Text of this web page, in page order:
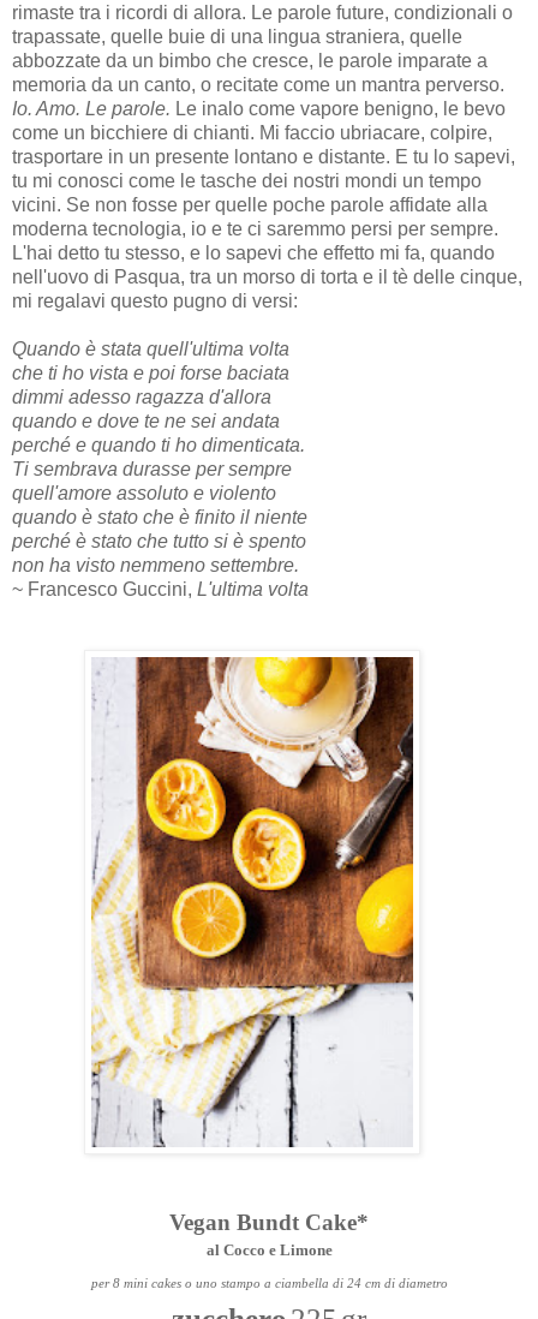
rimaste tra i ricordi di allora. Le parole future, condizionali o
trapassate, quelle buie di una lingua straniera, quelle
abbozzate da un bimbo che cresce, le parole imparate a
memoria da un canto, o recitate come un mantra perverso.
Io. Amo. Le parole. Le inalo come vapore benigno, le bevo
come un bicchiere di chianti. Mi faccio ubriacare, colpire,
trasportare in un presente lontano e distante. E tu lo sapevi,
tu mi conosci come le tasche dei nostri mondi un tempo
vicini. Se non fosse per quelle poche parole affidate alla
moderna tecnologia, io e te ci saremmo persi per sempre.
L'hai detto tu stesso, e lo sapevi che effetto mi fa, quando
nell'uovo di Pasqua, tra un morso di torta e il tè delle cinque,
mi regalavi questo pugno di versi:
Quando è stata quell'ultima volta
che ti ho vista e poi forse baciata
dimmi adesso ragazza d'allora
quando e dove te ne sei andata
perché e quando ti ho dimenticata.
Ti sembrava durasse per sempre
quell'amore assoluto e violento
quando è stato che è finito il niente
perché è stato che tutto si è spento
non ha visto nemmeno settembre.
~ Francesco Guccini, L'ultima volta
Vegan Bundt Cake*
al Cocco e Limone
per 8 mini cakes o uno stampo a ciambella di 24 cm di diametro